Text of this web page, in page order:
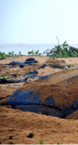
Rapport 2025
décisif dans les
le 07/08/2026